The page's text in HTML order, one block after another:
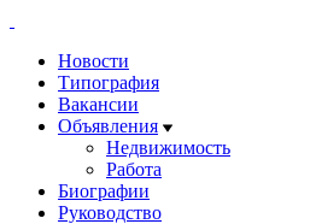
Новости
Типография
Вакансии
Объявления
Недвижимость
Работа
Биографии
Руководство